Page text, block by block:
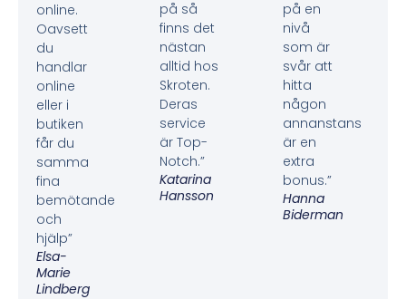
online.
Oavsett
du
handlar
online
eller i
butiken
får du
samma
fina
bemötande
och
hjälp”
Elsa-
Marie
Lindberg
på så
finns det
nästan
alltid hos
Skroten.
Deras
service
är Top-
Notch.”
Katarina
Hansson
på en
nivå
som är
svår att
hitta
någon
annanstans
är en
extra
bonus.”
Hanna
Biderman